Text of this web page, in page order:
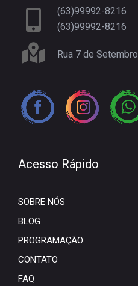
(63)99992-8216
(63)99992-8216
Rua 7 de Setembro
Acesso Rápido
SOBRE NÓS
BLOG
PROGRAMAÇÃO
CONTATO
FAQ